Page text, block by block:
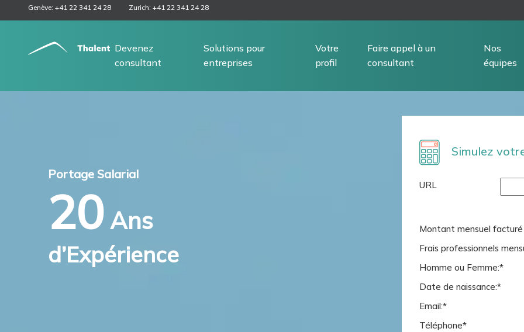
Genève: +41 22 341 24 28 Zurich: +41 22 341 24 28
Devenez
consultant
Solutions pour
entreprises
Votre
profil
Faire appel à un
consultant
Nos
équipes
Portage Salarial
20 Ans
d’Expérience
Simulez
URL
Montant mensuel facturé
Frais professionnels
Homme ou Femme:*
Date de naissance:*
Email:*
Téléphone*